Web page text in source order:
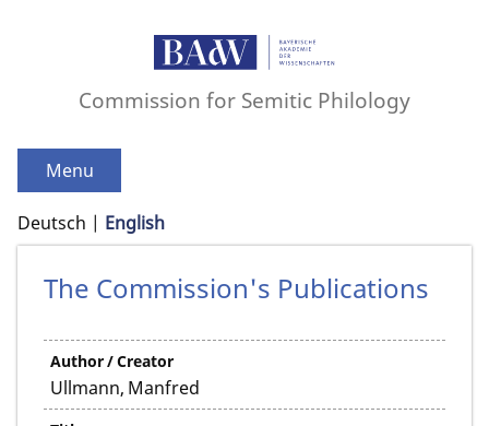
Commission for Semitic Philology
Menu
Deutsch English
The Commission's Publications
Author / Creator
Ullmann, Manfred